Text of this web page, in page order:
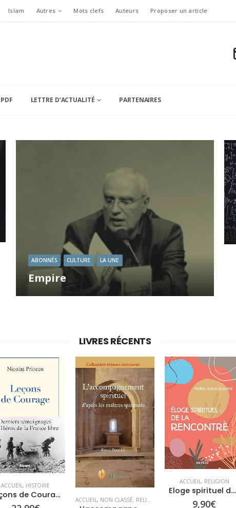
Islam Autres Mots clefs Auteurs Proposer un article
LETTRE D’ACTUALITÉ PARTENAIRES
ABONNÉS CULTURE LA UNE
Empire
En termes d’empire, c’est plus l’influence que la possession
LIVRES RÉCENTS
, NON CLASSÉ,RELIGION
ACCUEIL RELIGION
Eloge spirituel de la rencontre
9,90€
ACCUEIL,POLITIQUE